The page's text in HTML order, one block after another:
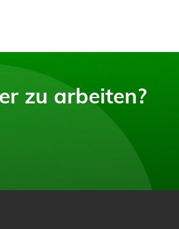
zu arbeiten?